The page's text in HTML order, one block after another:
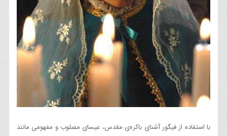
با استفاده از فیگور آشنای باکره‌ی مقدس، عیسای مصلوب و مفهومی مانند